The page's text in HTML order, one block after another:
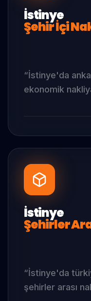
İstinye
Şehir İçi
“İstinye'da
ekonomik
İstinye
Şehirler
“İstinye'da
şehirler arası